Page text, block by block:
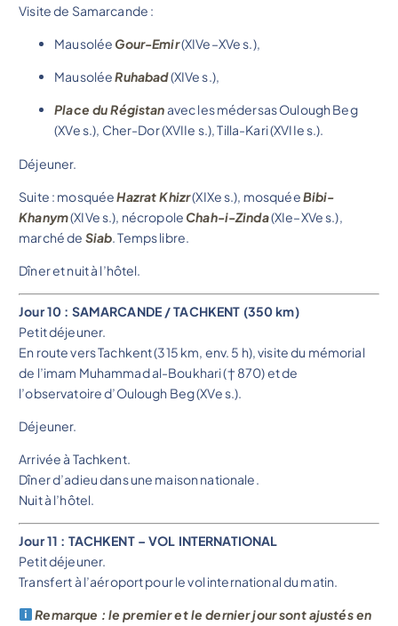
Visite de Samarcande :
Mausolée Gour-Emir(XIVe–XVe s.),
MausoléeRuhabad(XIVe s.),
Place du Régistanavec les médersas Oulough Beg
(XVe s.), Cher-Dor (XVIIe s.), Tilla-Kari (XVIIe s.).
Déjeuner.
Suite : mosquéeHazrat Khizr(XIXe s.), mosquéeBibi-
Khanym(XIVe s.), nécropole Chah-i-Zinda(XIe–XVe s.),
marché de Siab . Temps libre.
Dîner et nuit à l’hôtel.
Jour 10 : SAMARCANDE / TACHKENT (350 km)
Petit déjeuner.
En route vers Tachkent (315 km, env. 5 h), visite du mémorial
de l’imam Muhammad al-Boukhari († 870) et de
l’observatoire d’Oulough Beg (XVe s.).
Déjeuner.
Arrivée à Tachkent.
Dîner d’adieu dans une maison nationale.
Nuit à l’hôtel.
Jour 11 : TACHKENT – VOL INTERNATIONAL
Petit déjeuner.
Transfert à l’aéroport pour le vol international du matin.
Remarque : le premier et le dernier jour sont ajustés en